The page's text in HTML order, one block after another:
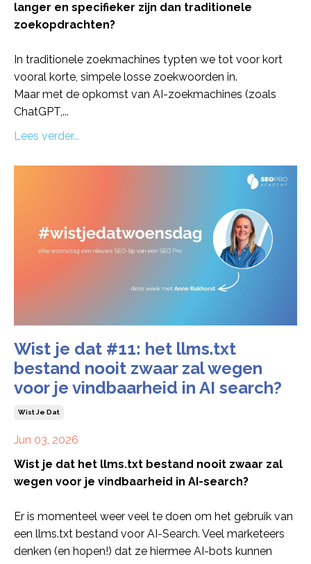
langer en specifieker zijn dan traditionele
zoekopdrachten?
In traditionele zoekmachines typten we tot voor kort
vooral korte, simpele losse zoekwoorden in.
Maar met de opkomst van AI-zoekmachines (zoals
ChatGPT,...
Lees verder...
Wist je dat #11: het llms.txt
bestand nooit zwaar zal wegen
voor je vindbaarheid in AI search?
Wist Je Dat
Jun 03, 2026
Wist je dat het llms.txt bestand nooit zwaar zal
wegen voor je vindbaarheid in AI-search?
Er is momenteel weer veel te doen om het gebruik van
een llms.txt bestand voor AI-Search. Veel marketeers
denken (en hopen!) dat ze hiermee AI-bots kunnen